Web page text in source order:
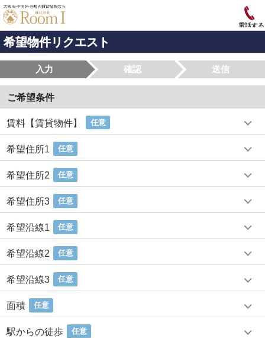
電話する
希望物件リクエスト
入力 確認 送信
ご希望条件
賃料【賃貸物件】 任意
希望住所1 任意
希望住所2 任意
希望住所3 任意
希望沿線1 任意
希望沿線2 任意
希望沿線3 任意
面積 任意
駅からの徒歩 任意